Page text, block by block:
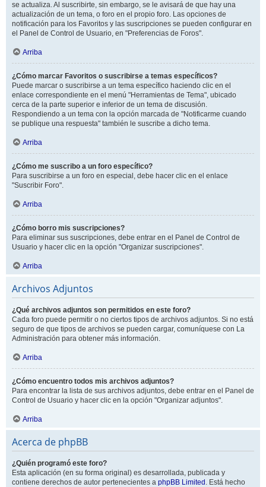
se actualiza. Al suscribirte, sin embargo, se le avisará de que hay una
actualización de un tema, o foro en el propio foro. Las opciones de
notificación para los Favoritos y las suscripciones se pueden configurar en
el Panel de Control de Usuario, en "Preferencias de Foros".
Arriba
¿Cómo marcar Favoritos o suscribirse a temas específicos?
Puede marcar o suscribirse a un tema específico haciendo clic en el
enlace correspondiente en el menú "Herramientas de Tema", ubicado
cerca de la parte superior e inferior de un tema de discusión.
Respondiendo a un tema con la opción marcada de "Notificarme cuando
se publique una respuesta" también le suscribe a dicho tema.
Arriba
¿Cómo me suscribo a un foro específico?
Para suscribirse a un foro en especial, debe hacer clic en el enlace
"Suscribir Foro".
Arriba
¿Cómo borro mis suscripciones?
Para eliminar sus suscripciones, debe entrar en el Panel de Control de
Usuario y hacer clic en la opción "Organizar suscripciones".
Arriba
Archivos Adjuntos
¿Qué archivos adjuntos son permitidos en este foro?
Cada foro puede permitir o no ciertos tipos de archivos adjuntos. Si no está
seguro de que tipos de archivos se pueden cargar, comuníquese con La
Administración para obtener más información.
Arriba
¿Cómo encuentro todos mis archivos adjuntos?
Para encontrar la lista de sus archivos adjuntos, debe entrar en el Panel de
Control de Usuario y hacer clic en la opción "Organizar adjuntos".
Arriba
Acerca de phpBB
¿Quién programó este foro?
Esta aplicación (en su forma original) es desarrollada, publicada y
contiene derechos de autor pertenecientes a phpBB Limited . Está hecho